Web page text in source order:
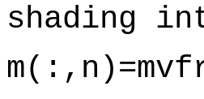
shading